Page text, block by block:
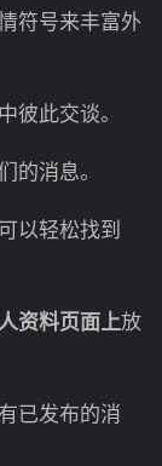
符号来丰富外
彼此交谈。
的消息。
以轻松找到
资料页面上放
已发布的消